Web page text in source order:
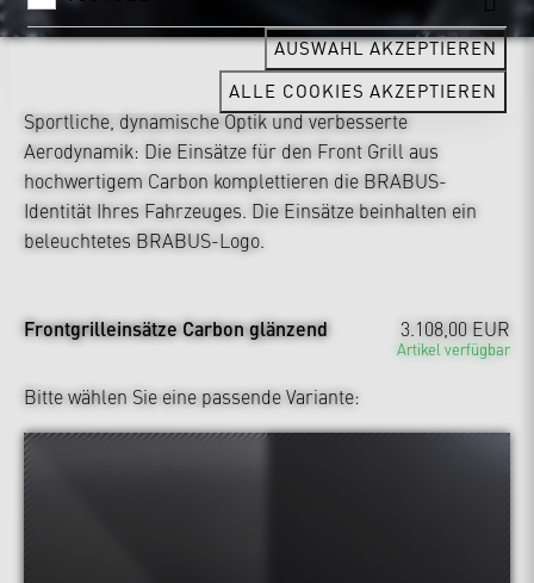
Sportliche, dynamische Optik und verbesserte
Aerodynamik: Die Einsätze für den Front Grill aus
hochwertigem Carbon komplettieren die BRABUS-
Identität Ihres Fahrzeuges. Die Einsätze beinhalten ein
beleuchtetes BRABUS-Logo.
Frontgrilleinsätze Carbon glänzend 3.108,00 EUR
Artikel verfügbar
Bitte wählen Sie eine passende Variante:
AUSWAHL AKZEPTIEREN
ALLE COOKIES AKZEPTIEREN